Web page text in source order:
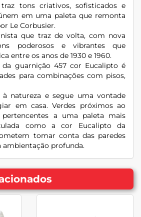
tons criativos, sofisticados e
em uma paleta que remonta
Le Corbusier.
que traz de volta, com nova
poderosos e vibrantes que
entre os anos de 1930 e 1960.
da guarnição 457 cor Eucalipto é
para combinações com pisos,
à natureza e segue uma vontade
em casa. Verdes próximos ao
pertencentes a uma paleta mais
como a cor Eucalipto da
tomar conta das paredes
profunda.